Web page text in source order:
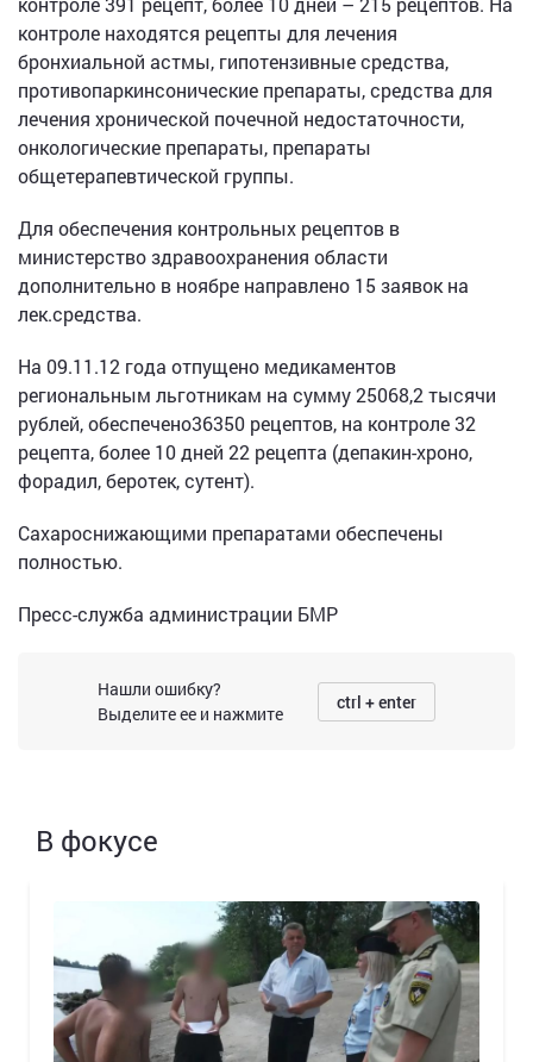
контроле находятся рецепты для лечения
бронхиальной астмы, гипотензивные средства,
противопаркинсонические препараты, средства для
лечения хронической почечной недостаточности,
онкологические препараты, препараты
общетерапевтической группы.
Для обеспечения контрольных рецептов в
министерство здравоохранения области
дополнительно в ноябре направлено 15 заявок на
лек.средства.
На 09.11.12 года отпущено медикаментов
региональным льготникам на сумму 25068,2 тысячи
рублей, обеспечено36350 рецептов, на контроле 32
рецепта, более 10 дней 22 рецепта (депакин-хроно,
форадил, беротек, сутент).
Сахароснижающими препаратами обеспечены
полностью.
Пресс-служба администрации БМР
Нашли ошибку?
Выделите ее и нажмите
ctrl + enter
В фокусе